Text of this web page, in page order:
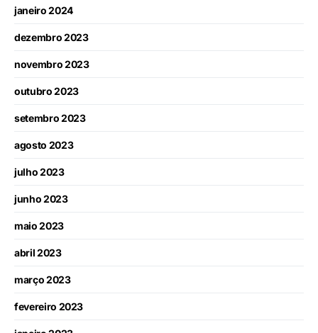
janeiro 2024
dezembro 2023
novembro 2023
outubro 2023
setembro 2023
agosto 2023
julho 2023
junho 2023
maio 2023
abril 2023
março 2023
fevereiro 2023